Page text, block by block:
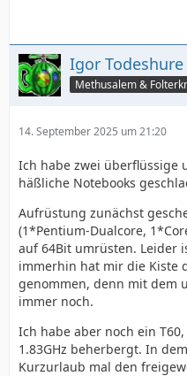
Igor Todeshure
14. September 2025 um 21:20
Ich habe zwei überflüssige
häßliche Notebooks
Aufrüstung zunächst
(1*Pentium-Dualcore,
auf 64Bit umrüsten. Leider
immerhin hat mir die Kiste
genommen, denn mit dem
immer noch.
Ich habe aber noch ein
1.83GHz beherbergt. In
Kurzurlaub mal den